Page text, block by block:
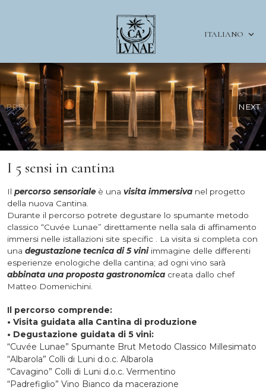
ITALIANO
PREV NEXT
I 5 sensi in cantina
Il percorso sensorialeè una visita immersiva nel progetto
della nuova Cantina.
Durante il percorso potrete degustare lo spumante metodo
classico “Cuvée Lunae” direttamente nella sala di affinamento
immersi nelle istallazioni site specific . La visita si completa con
una degustazione tecnica di 5 viniimmagine delle differenti
esperienze enologiche della cantina; ad ogni vino sarà
abbinata una proposta gastronomica creata dallo chef
Matteo Domenichini.​
Il percorso comprende:
• Visita guidata alla Cantina di produzione
• Degustazione guidata di 5 vini:
“Cuvée Lunae” Spumante Brut Metodo Classico Millesimato
“Albarola” Colli di Luni d.o.c. Albarola
“Cavagino” Colli di Luni d.o.c. Vermentino
“Padrefiglio” Vino Bianco da macerazione